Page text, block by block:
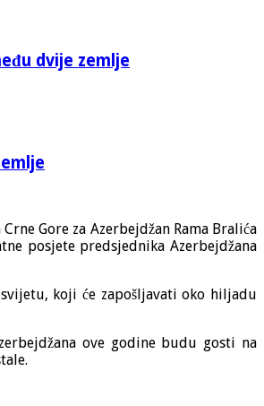
dvije zemlje
Gore za Azerbejdžan Rama Bralića
posjete predsjednika Azerbejdžana
koji će zapošljavati oko hiljadu
ove godine budu gosti na